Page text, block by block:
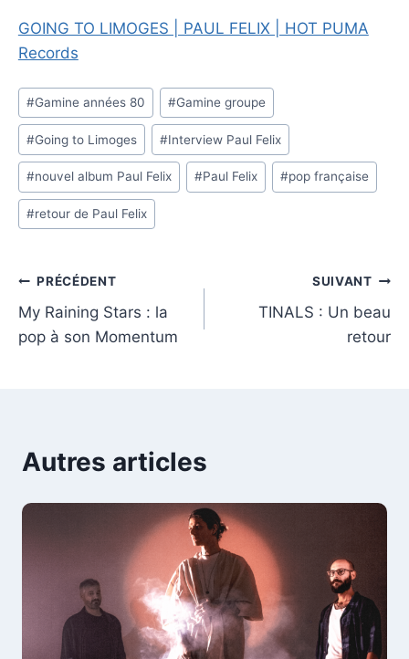
GOING TO LIMOGES | PAUL FELIX | HOT PUMA
Records
Étiquettes
de
la
publication :
#Gamine années 80 #Gamine groupe
#Going to Limoges #Interview Paul Felix
#nouvel album Paul Felix #Paul Felix #pop française
#retour de Paul Felix
Navigation
de
PRÉCÉDENT
My Raining Stars : la
pop à son Momentum
SUIVANT
TINALS : Un beau
retour
Autres articles